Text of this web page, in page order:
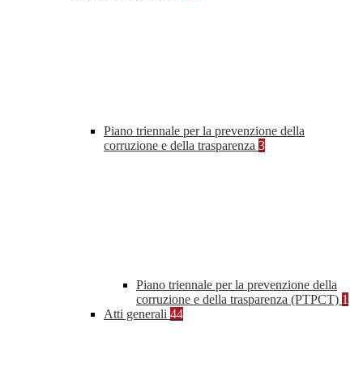
Piano triennale per la prevenzione della
corruzione e della trasparenza 3
Piano triennale per la prevenzione della
corruzione e della trasparenza (PTPCT) 1
Atti generali 44